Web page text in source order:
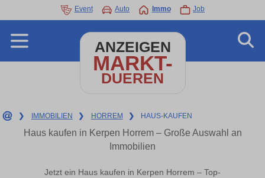
Event Auto Immo Job
ANZEIGEN
MARKT-
DUEREN
❯ IMMOBILIEN ❯ HORREM ❯ HAUS-KAUFEN
Haus kaufen in Kerpen Horrem – Große Auswahl an
Immobilien
Jetzt ein Haus kaufen in Kerpen Horrem – Top-